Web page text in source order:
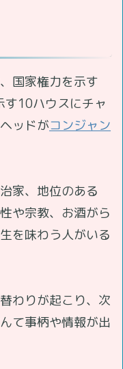
国家権力を示す
す10ハウスにチャ
ッドがコンジャン
家、地位のある
や宗教、お酒がら
を味わう人がいる
わりが起こり、次
て事柄や情報が出